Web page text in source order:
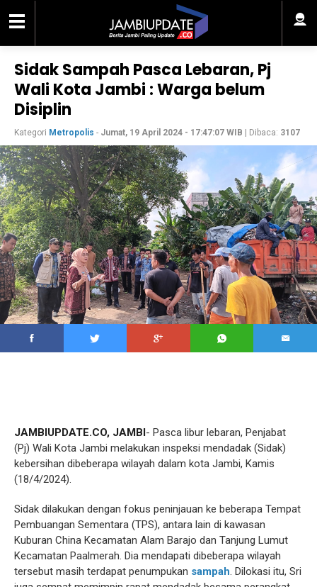
Sidak Sampah Pasca Lebaran, Pj
Wali Kota Jambi : Warga belum
Disiplin
Kategori Metropolis - Jumat, 19 April 2024 - 17:47:07 WIB | Dibaca: 3107
JAMBIUPDATE.CO, JAMBI- Pasca libur lebaran, Penjabat
(Pj) Wali Kota Jambi melakukan inspeksi mendadak (Sidak)
kebersihan dibeberapa wilayah dalam kota Jambi, Kamis
(18/4/2024).
Sidak dilakukan dengan fokus peninjauan ke beberapa Tempat
Pembuangan Sementara (TPS), antara lain di kawasan
Kuburan China Kecamatan Alam Barajo dan Tanjung Lumut
Kecamatan Paalmerah. Dia mendapati dibeberapa wilayah
tersebut masih terdapat penumpukan sampah. Dilokasi itu, Sri